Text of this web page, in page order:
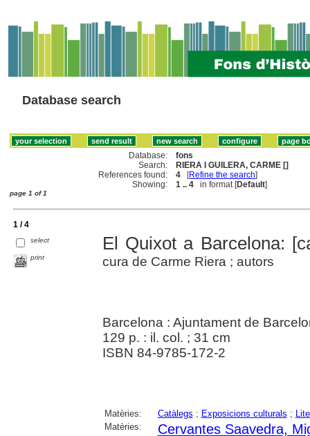
Database search
Database:
fons
Search:
RIERA I GUILERA, CARME []
References found:
4 [Refine the search]
Showing:
1 .. 4 in format [Default]
page 1 of 1
1 / 4
select
print
El Quixot a Barcelona:
cura de Carme Riera ; autors
Barcelona : Ajuntament de
129 p. : il. col. ; 31 cm
ISBN 84-9785-172-2
Matèries: Catàlegs ; Exposicions culturals ;
Matèries:
Cervantes Saavedra,